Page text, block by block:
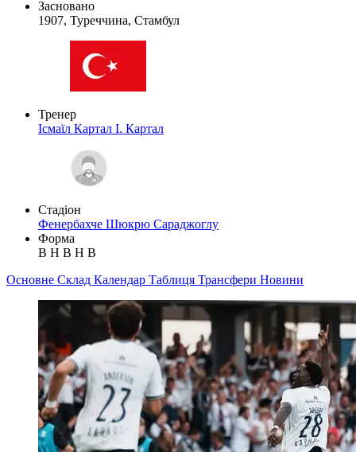
Засновано
1907, Туреччина, Стамбул
Тренер
Ісмаїл Картал І. Картал
Стадіон
Фенербахче Шюкрю Сараджоглу
Форма
В Н В Н В
Основне Склад Календар Таблиця Трансфери Новини